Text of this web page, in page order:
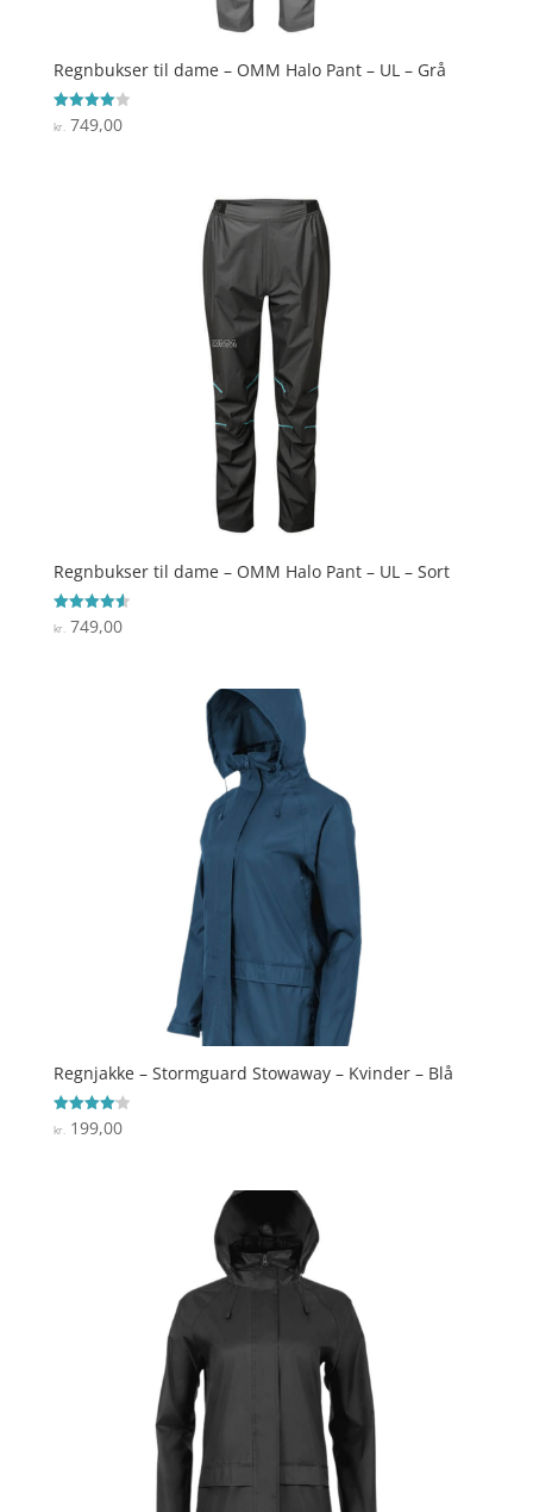
Regnbukser til dame – OMM Halo Pant – UL – Grå
Vurderet
4
kr.749,00
Regnbukser til dame – OMM Halo Pant – UL – Sort
Vurderet
4.6
kr.749,00
Regnjakke – Stormguard Stowaway – Kvinder – Blå
Vurderet
4.1
kr. 199,00